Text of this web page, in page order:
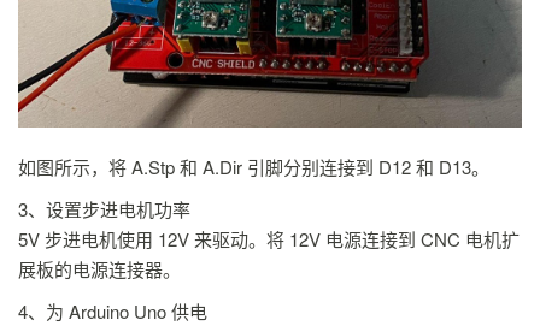
如图所示，将 A.Stp 和 A.Dir 引脚分别连接到 D12 和 D13。
3、设置步进电机功率
5V 步进电机使用 12V 来驱动。将 12V 电源连接到 CNC 电机扩
展板的电源连接器。
4、为 Arduino Uno 供电